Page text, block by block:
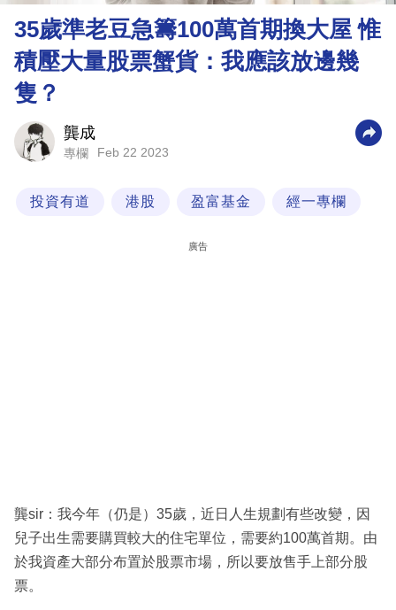
理
財
商
技
35歲準老豆急籌100萬首期換大屋 惟
積壓大量股票蟹貨：我應該放邊幾
隻？
龔成
專欄 Feb 22 2023
投資有道 港股 盈富基金 經一專欄
廣告
龔sir：我今年（仍是）35歲，近日人生規劃有些改變，因
兒子出生需要購買較大的住宅單位，需要約100萬首期。由
於我資產大部分布置於股票市場，所以要放售手上部分股
票。